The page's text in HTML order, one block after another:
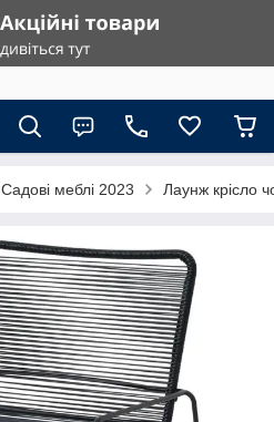
Садові меблі 2023 Лаунж крісло